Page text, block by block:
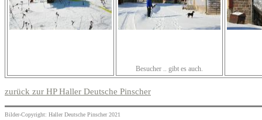
Besucher .. gibt es auch.
zurück zur HP Haller Deutsche Pinscher
Bilder-Copyright: Haller Deutsche Pinscher 2021